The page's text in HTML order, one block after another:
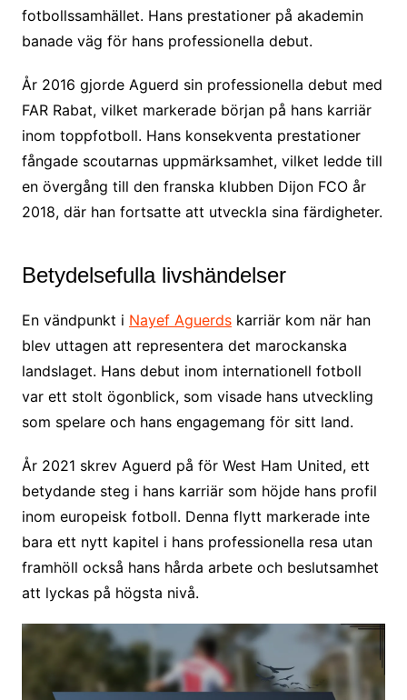
fotbollssamhället. Hans prestationer på akademin
banade väg för hans professionella debut.
År 2016 gjorde Aguerd sin professionella debut med
FAR Rabat, vilket markerade början på hans karriär
inom toppfotboll. Hans konsekventa prestationer
fångade scoutarnas uppmärksamhet, vilket ledde till
en övergång till den franska klubben Dijon FCO år
2018, där han fortsatte att utveckla sina färdigheter.
Betydelsefulla livshändelser
En vändpunkt i Nayef Aguerdskarriär kom när han
blev uttagen att representera det marockanska
landslaget. Hans debut inom internationell fotboll
var ett stolt ögonblick, som visade hans utveckling
som spelare och hans engagemang för sitt land.
År 2021 skrev Aguerd på för West Ham United, ett
betydande steg i hans karriär som höjde hans profil
inom europeisk fotboll. Denna flytt markerade inte
bara ett nytt kapitel i hans professionella resa utan
framhöll också hans hårda arbete och beslutsamhet
att lyckas på högsta nivå.